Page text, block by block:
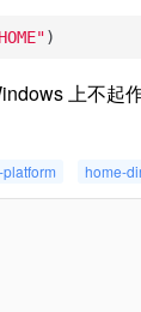
)
上不起
home-